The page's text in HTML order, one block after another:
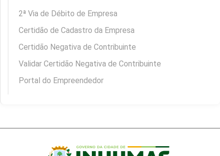
2ª Via de Débito de Empresa
Certidão de Cadastro da Empresa
Certidão Negativa de Contribuinte
Validar Certidão Negativa de Contribuinte
Portal do Empreendedor